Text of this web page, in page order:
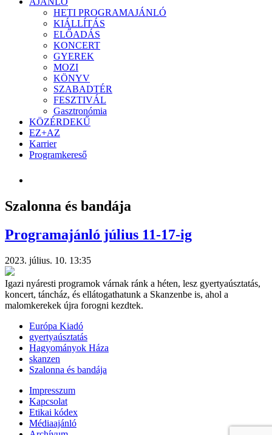
HETI PROGRAMAJÁNLÓ
KIÁLLÍTÁS
ELŐADÁS
KONCERT
GYEREK
MOZI
KÖNYV
SZABADTÉR
FESZTIVÁL
Gasztronómia
KÖZÉRDEKŰ
EZ+AZ
Karrier
Programkereső
Szalonna és bandája
Programajánló július 11-17-ig
2023. július. 10. 13:35
Igazi nyáresti programok várnak ránk a héten, lesz gyertyaúsztatás,
koncert, táncház, és ellátogathatunk a Skanzenbe is, ahol a
malomkerekek újra forogni kezdtek.
Európa Kiadó
gyertyaúsztatás
Hagyományok Háza
skanzen
Szalonna és bandája
Impresszum
Kapcsolat
Etikai kódex
Médiaajánló